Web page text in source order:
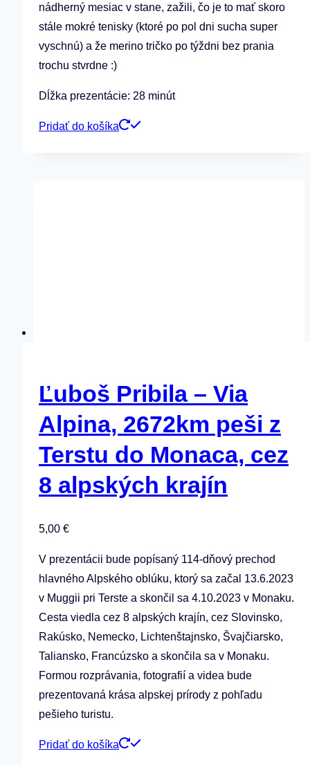
nádherný mesiac v stane, zažili, čo je to mať skoro
stále mokré tenisky (ktoré po pol dni sucha super
vyschnú) a že merino tričko po týždni bez prania
trochu stvrdne :)
Dĺžka prezentácie: 28 minút
Pridať do košíka
Ľuboš Pribila – Via
Alpina, 2672km peši z
Terstu do Monaca, cez
8 alpských krajín
5,00 €
V prezentácii bude popísaný 114-dňový prechod
hlavného Alpského oblúku, ktorý sa začal 13.6.2023
v Muggii pri Terste a skončil sa 4.10.2023 v Monaku.
Cesta viedla cez 8 alpských krajín, cez Slovinsko,
Rakúsko, Nemecko, Lichtenštajnsko, Švajčiarsko,
Taliansko, Francúzsko a skončila sa v Monaku.
Formou rozprávania, fotografií a videa bude
prezentovaná krása alpskej prírody z pohľadu
pešieho turistu.
Pridať do košíka